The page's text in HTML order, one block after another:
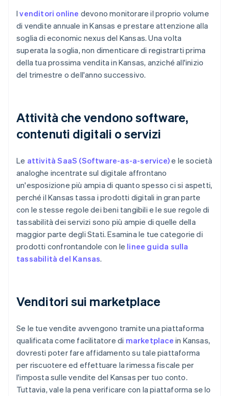
Ivenditori online devono monitorare il proprio volume
di vendite annuale in Kansas e prestare attenzione alla
soglia di economic nexus del Kansas. Una volta
superata la soglia, non dimenticare di registrarti prima
della tua prossima vendita in Kansas, anziché all'inizio
del trimestre o dell'anno successivo.
Attività che vendono software,
contenuti digitali o servizi
Le attività SaaS (Software-as-a-service)e le società
analoghe incentrate sul digitale affrontano
un'esposizione più ampia di quanto spesso ci si aspetti,
perché il Kansas tassa i prodotti digitali in gran parte
con le stesse regole dei beni tangibili e le sue regole di
tassabilità dei servizi sono più ampie di quelle della
maggior parte degli Stati. Esamina le tue categorie di
prodotti confrontandole con le linee guida sulla
tassabilità del Kansas.
Venditori sui marketplace
Se le tue vendite avvengono tramite una piattaforma
qualificata come facilitatore di marketplace in Kansas,
dovresti poter fare affidamento su tale piattaforma
per riscuotere ed effettuare la rimessa fiscale per
l'imposta sulle vendite del Kansas per tuo conto.
Tuttavia, vale la pena verificare con la piattaforma se lo